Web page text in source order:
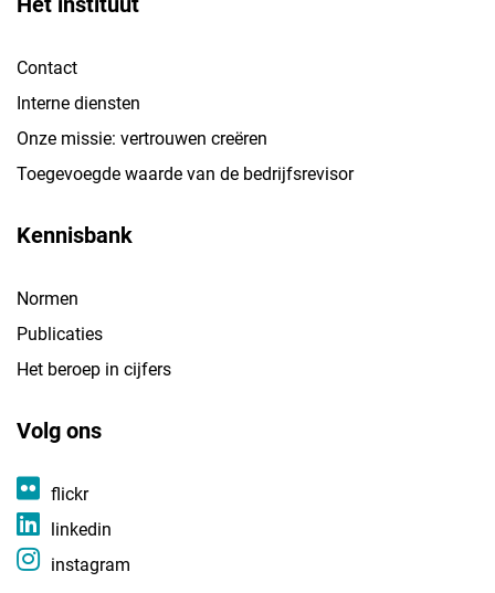
Contact
Interne diensten
Onze missie: vertrouwen creëren
Toegevoegde waarde van de bedrijfsrevisor
Kennisbank
Normen
Publicaties
Het beroep in cijfers
Volg ons
flickr
linkedin
instagram